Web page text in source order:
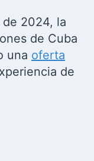
2024, la
de Cuba
una oferta
de